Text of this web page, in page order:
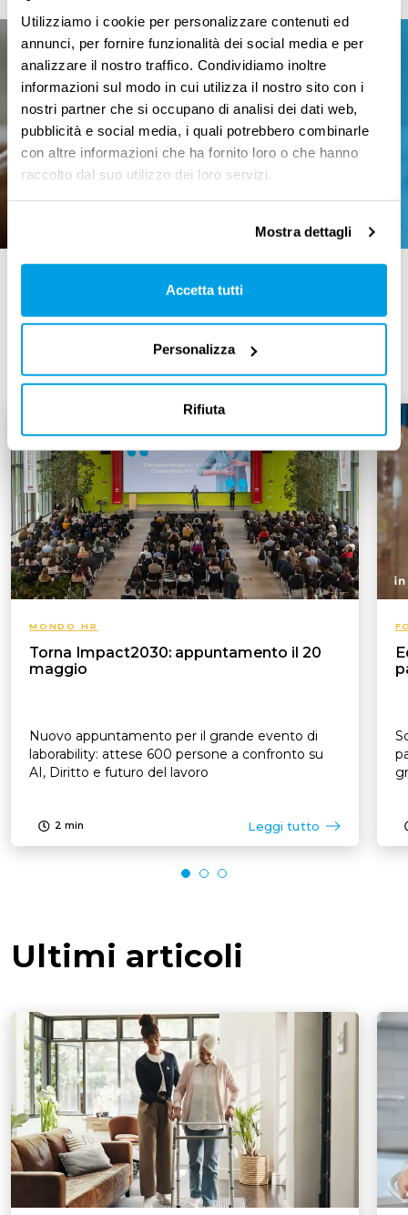
Utilizziamo i cookie per personalizzare contenuti ed
annunci, per fornire funzionalità dei social media e per
analizzare il nostro traffico. Condividiamo inoltre
informazioni sul modo in cui utilizza il nostro sito con i
nostri partner che si occupano di analisi dei dati web,
pubblicità e social media, i quali potrebbero combinarle
con altre informazioni che ha fornito loro o che hanno
raccolto dal suo utilizzo dei loro servizi.
Mostra dettagli
Accetta tutti
Personalizza
Rifiuta
Iscriviti alla nostra newsletter
Ricevi gratuitamente le ultime
novità, le storie e gli
approfondimenti sul mondo del
lavoro.
Iscriviti
Articoli correlati
MONDO HR
Torna Impact2030: appuntamento il 20
maggio
Nuovo appuntamento per il grande evento di
laborability: attese 600 persone a confronto su
AI, Diritto e futuro del lavoro
2 min Leggi tutto
Ultimi articoli